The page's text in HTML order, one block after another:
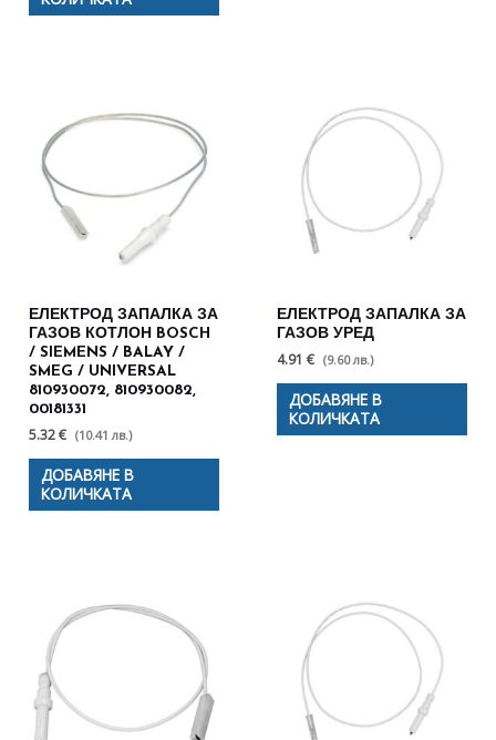
ЕЛЕКТРОД ЗАПАЛКА ЗА
ГАЗОВ КОТЛОН BOSCH
/ SIEMENS / BALAY /
SMEG / UNIVERSAL
810930072, 810930082,
00181331
5.32 € (10.41 лв.)
ДОБАВЯНЕ В
КОЛИЧКАТА
ЕЛЕКТРОД ЗАПАЛКА ЗА
ГАЗОВ УРЕД
4.91 € (9.60 лв.)
ДОБАВЯНЕ В
КОЛИЧКАТА